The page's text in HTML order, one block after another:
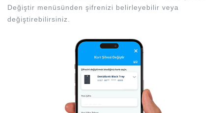
Değiştir menüsünden şifrenizi belirleyebilir veya
değiştirebilirsiniz.